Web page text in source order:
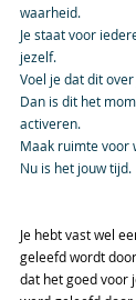
waarheid.
Je staat voor
jezelf.
Voel je dat dit
Dan is dit het
activeren.
Maak ruimte voor
Nu is het jouw tijd.
Je hebt vast wel
geleefd wordt
dat het goed voor